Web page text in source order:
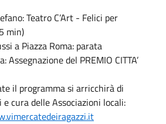
Teatro C’Art - Felici per
min)
a Piazza Roma: parata
Assegnazione del PREMIO CITTA’
il programma si arricchirà di
cura delle Associazioni locali: